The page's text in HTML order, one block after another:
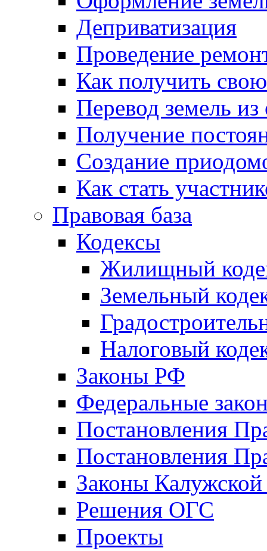
Деприватизация
Проведение
Как получить
Перевод земель
Получение
Создание
Как стать
Правовая база
Кодексы
Жилищный
Земельный
Налоговый
Законы РФ
Федеральные
Постановления
Постановления
Законы Калужской
Решения ОГС
Проекты